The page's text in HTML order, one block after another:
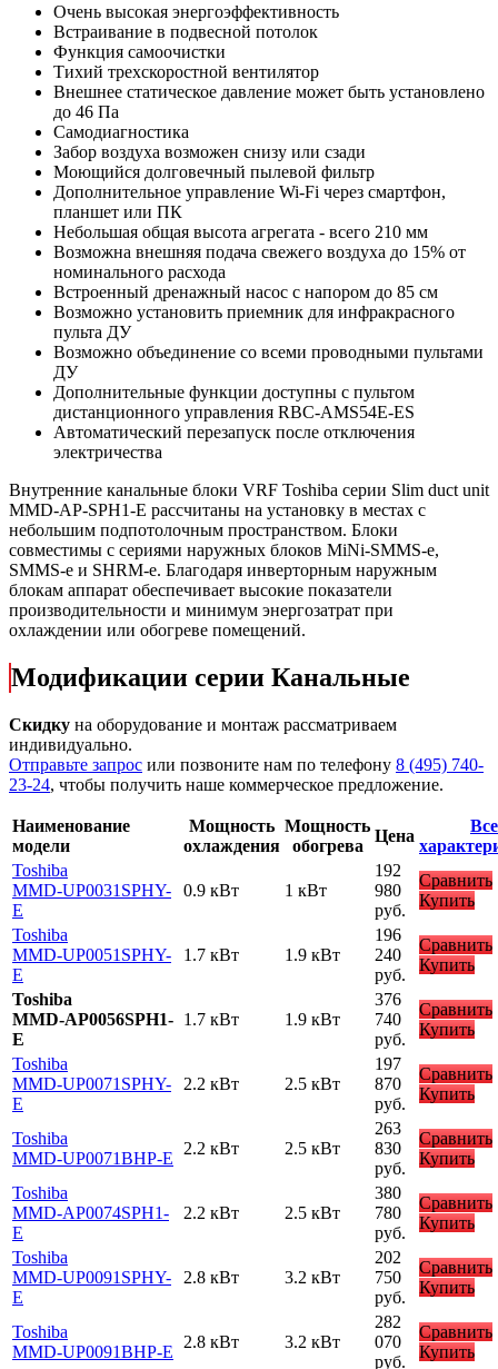
Очень высокая энергоэффективность
Встраивание в подвесной потолок
Функция самоочистки
Тихий трехскоростной вентилятор
Внешнее статическое давление может быть установлено
до 46 Па
Самодиагностика
Забор воздуха возможен снизу или сзади
Моющийся долговечный пылевой фильтр
Дополнительное управление Wi-Fi через смартфон,
планшет или ПК
Небольшая общая высота агрегата - всего 210 мм
Возможна внешняя подача свежего воздуха до 15% от
номинального расхода
Встроенный дренажный насос с напором до 85 см
Возможно установить приемник для инфракрасного
пульта ДУ
Возможно объединение со всеми проводными пультами
ДУ
Дополнительные функции доступны с пультом
дистанционного управления RBC-AMS54E-ES
Автоматический перезапуск после отключения
электричества
Внутренние канальные блоки VRF Toshiba серии Slim duct unit
MMD-AP-SPH1-E рассчитаны на установку в местах с
небольшим подпотолочным пространством. Блоки
совместимы с сериями наружных блоков MiNi-SMMS-e,
SMMS-e и SHRM-e. Благодаря инверторным наружным
блокам аппарат обеспечивает высокие показатели
производительности и минимум энергозатрат при
охлаждении или обогреве помещений.
Модификации серии Канальные
Скидку на оборудование и монтаж рассматриваем
индивидуально.
Отправьте запрос или позвоните нам по телефону 8 (495) 740-
23-24, чтобы получить наше коммерческое предложение.
Наименование
модели
Мощность
охлаждения
Мощность
обогрева
Цена
Все
Toshiba
MMD-UP0031SPHY-
E
0.9 кВт 1 кВт
192
980
руб.
Сравнить
Купить
Toshiba
MMD-UP0051SPHY-
E
1.7 кВт 1.9 кВт
196
240
руб.
Сравнить
Купить
Toshiba
MMD-AP0056SPH1-
E
1.7 кВт 1.9 кВт
376
740
руб.
Сравнить
Купить
Toshiba
MMD-UP0071SPHY-
E
2.2 кВт 2.5 кВт
197
870
руб.
Сравнить
Купить
Toshiba
MMD-UP0071BHP-E
2.2 кВт 2.5 кВт
263
830
руб.
Сравнить
Купить
Toshiba
MMD-AP0074SPH1-
E
2.2 кВт 2.5 кВт
380
780
руб.
Сравнить
Купить
Toshiba
MMD-UP0091SPHY-
E
2.8 кВт 3.2 кВт
202
750
руб.
Сравнить
Купить
Toshiba
MMD-UP0091BHP-E
2.8 кВт 3.2 кВт
282
070
руб.
Сравнить
Купить